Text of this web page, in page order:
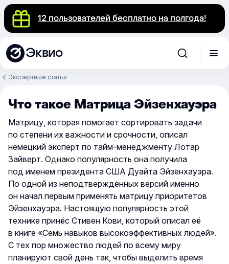
12 пользователей бесплатно на полгода!
Эквио
Экспертные статьи
Что такое Матрица Эйзенхауэра
Матрицу, которая помогает сортировать задачи
по степени их важности и срочности, описал
немецкий эксперт по тайм-менеджменту Лотар
Зайверт. Однако популярность она получила
под именем президента США Дуайта Эйзенхауэра.
По одной из неподтверждённых версий именно
он начал первым применять матрицу приоритетов
Эйзенхауэра. Настоящую популярность этой
технике принёс Стивен Кови, который описал её
в книге «Семь навыков высокоэффективных людей».
С тех пор множество людей по всему миру
планируют свой день так, чтобы выделить время